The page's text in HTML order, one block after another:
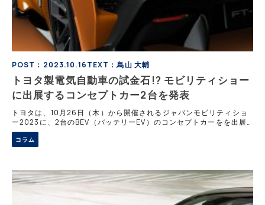
POST：2023.10.16TEXT：烏山 大輔
トヨタ製電気自動車の試金石!? モビリティショー
に出展するコンセプトカー2台を発表
トヨタは、10月26日（木）から開催されるジャパンモビリティショ
ー2023に、2台のBEV（バッテリーEV）のコンセプトカーをを出展
すると発表した。 これこそ電動化の真骨頂 トヨタは10月16日、JMS
に出展する2台のB
コラム